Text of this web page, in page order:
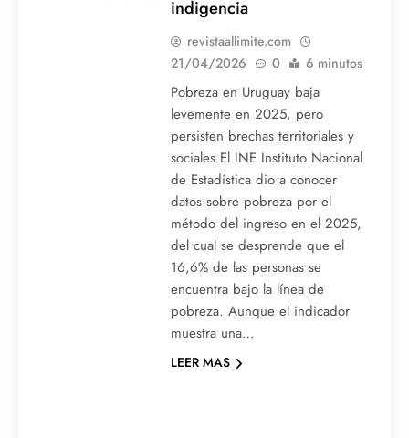
indigencia
revistaallimite.com
21/04/2026
0 6 minutos
Pobreza en Uruguay baja
levemente en 2025, pero
persisten brechas territoriales y
sociales El INE Instituto Nacional
de Estadística dio a conocer
datos sobre pobreza por el
método del ingreso en el 2025,
del cual se desprende que el
16,6% de las personas se
encuentra bajo la línea de
pobreza. Aunque el indicador
muestra una…
LEER MAS